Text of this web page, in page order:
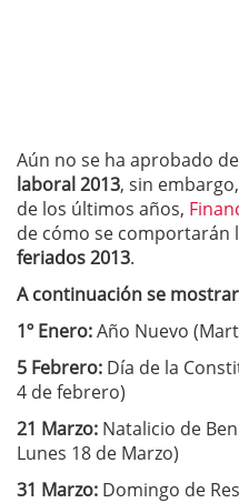
Aún no se ha aprobado
laboral 2013, sin
de los últimos años,
de cómo se comportarán
feriados 2013.
A continuación se
1º Enero:Año Nuevo
5 Febrero: Día de la
4 de febrero)
21 Marzo: Natalicio de
Lunes 18 de Marzo)
31 Marzo: Domingo de